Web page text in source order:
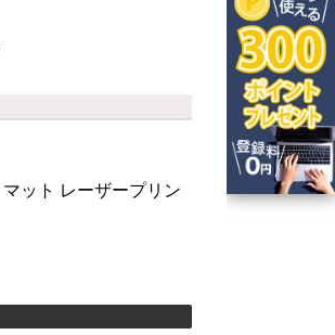
ット レーザープリン